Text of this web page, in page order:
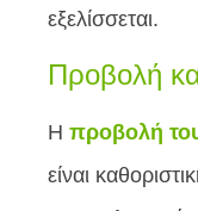
εξελίσσεται.
Προβολή
H προβολή
είναι